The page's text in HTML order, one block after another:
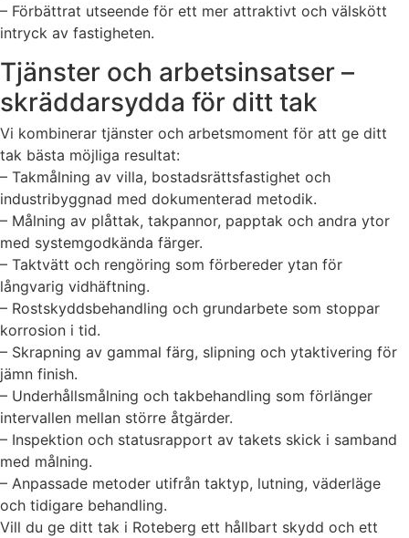
– Förbättrat utseende för ett mer attraktivt och välskött
intryck av fastigheten.
Tjänster och arbetsinsatser –
skräddarsydda för ditt tak
Vi kombinerar tjänster och arbetsmoment för att ge ditt
tak bästa möjliga resultat:
– Takmålning av villa, bostadsrättsfastighet och
industribyggnad med dokumenterad metodik.
– Målning av plåttak, takpannor, papptak och andra ytor
med systemgodkända färger.
– Taktvätt och rengöring som förbereder ytan för
långvarig vidhäftning.
– Rostskyddsbehandling och grundarbete som stoppar
korrosion i tid.
– Skrapning av gammal färg, slipning och ytaktivering för
jämn finish.
– Underhållsmålning och takbehandling som förlänger
intervallen mellan större åtgärder.
– Inspektion och statusrapport av takets skick i samband
med målning.
– Anpassade metoder utifrån taktyp, lutning, väderläge
och tidigare behandling.
Vill du ge ditt tak i Roteberg ett hållbart skydd och ett